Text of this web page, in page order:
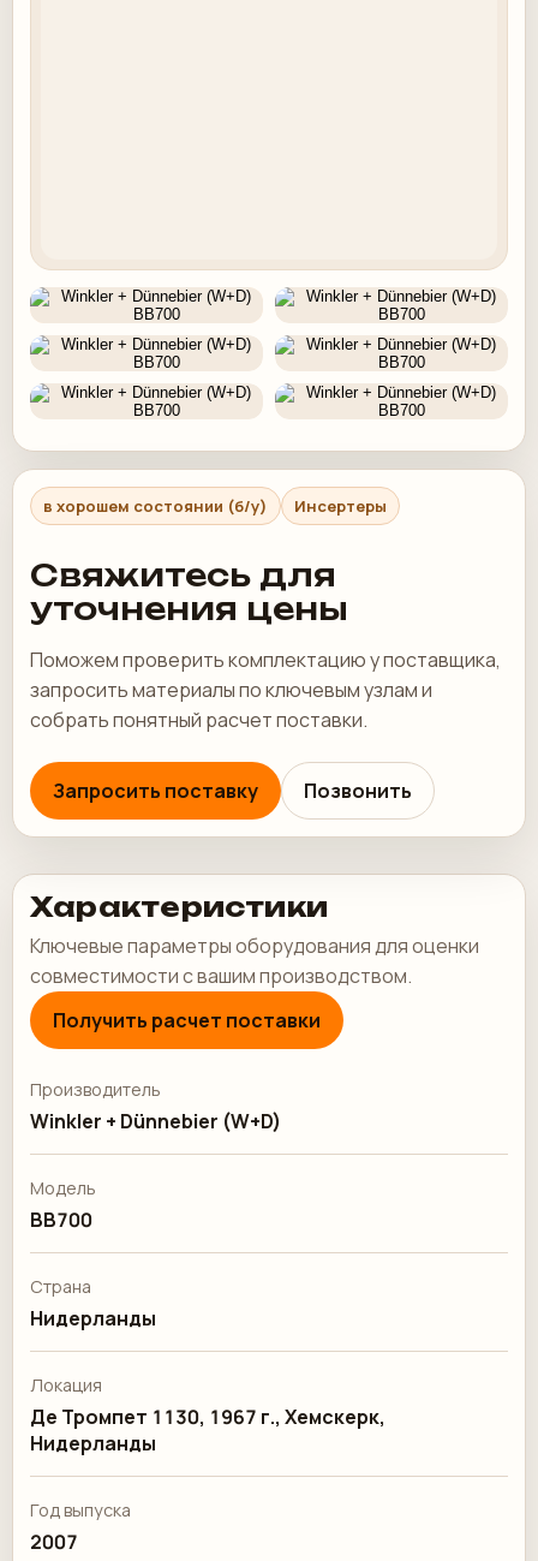
в хорошем состоянии (б/у) Инсертеры
Свяжитесь для
уточнения цены
Поможем проверить комплектацию у поставщика,
запросить материалы по ключевым узлам и
собрать понятный расчет поставки.
Запросить поставку Позвонить
Характеристики
Ключевые параметры оборудования для оценки
совместимости с вашим производством.
Получить расчет поставки
Производитель
Winkler + Dünnebier (W+D)
Модель
BB700
Страна
Нидерланды
Локация
Де Тромпет 1130, 1967 г., Хемскерк,
Нидерланды
Год выпуска
2007